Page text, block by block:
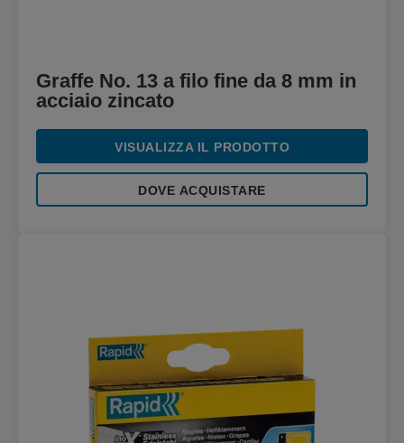
Graffe No. 13 a filo fine da 8 mm in
acciaio zincato
VISUALIZZA IL PRODOTTO
DOVE ACQUISTARE